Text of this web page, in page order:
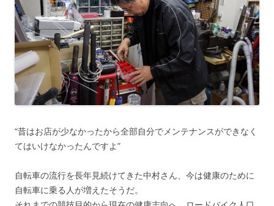
“昔はお店が少なかったから全部自分でメンテナンスができなく
てはいけなかったんですよ”
自転車の流行を長年見続けてきた中村さん、今は健康のために
自転車に乗る人が増えたそうだ。